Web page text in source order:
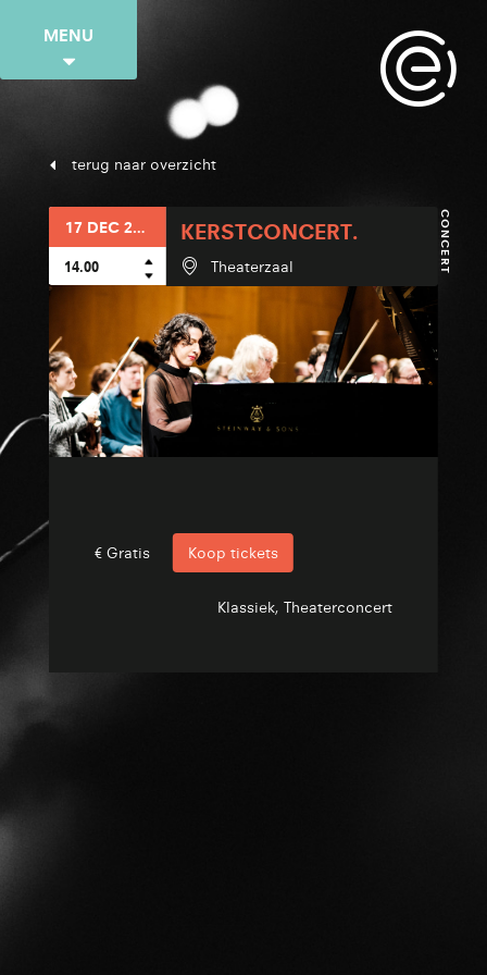
MENU
terug naar overzicht
CONCERT
17 DEC 2017
14.00
KERSTCONCERT.
Theaterzaal
€ Gratis Koop tickets
Klassiek, Theaterconcert